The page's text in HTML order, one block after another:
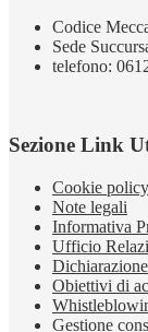
Codice
Sede
telefono:
Sezione Link
Cookie policy
Note legali
Informativa
Ufficio
Obiettivi di
Gestione